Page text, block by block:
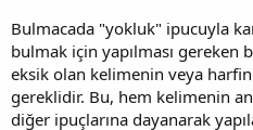
Bulmacada "yokluk" ipucuyla
bulmak için yapılması gereken
eksik olan kelimenin veya
gereklidir. Bu, hem kelimenin
diğer ipuçlarına dayanarak